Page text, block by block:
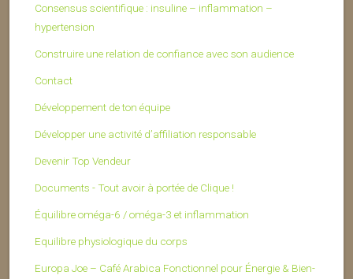
Consensus scientifique : insuline – inflammation –
hypertension
Construire une relation de confiance avec son audience
Contact
Développement de ton équipe
Développer une activité d’affiliation responsable
Devenir Top Vendeur
Documents - Tout avoir à portée de Clique !
Équilibre oméga-6 / oméga-3 et inflammation
Equilibre physiologique du corps
Europa Joe – Café Arabica Fonctionnel pour Énergie & Bien-